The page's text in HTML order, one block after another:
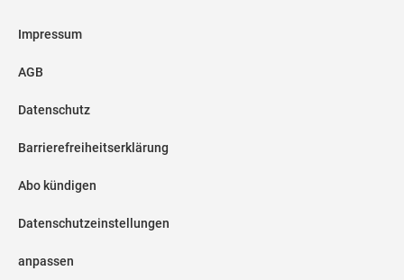
Impressum
AGB
Datenschutz
Barrierefreiheitserklärung
Abo kündigen
Datenschutzeinstellungen
anpassen